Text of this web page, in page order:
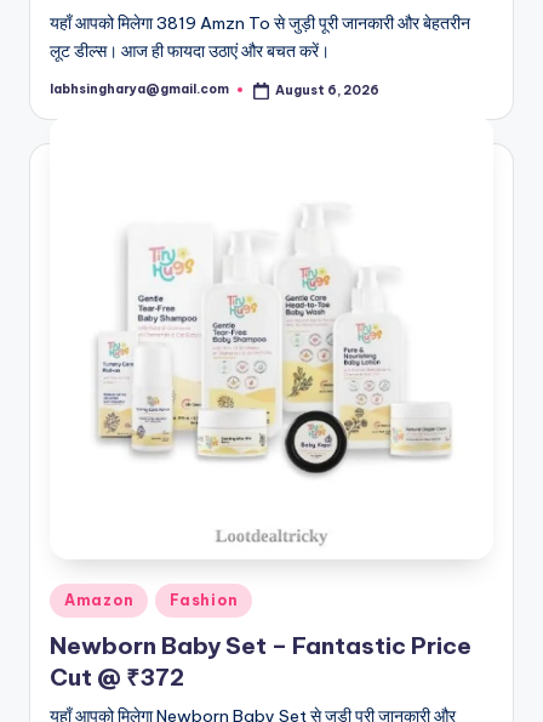
यहाँ आपको मिलेगा 3819 Amzn To से जुड़ी पूरी जानकारी और बेहतरीन
लूट डील्स। आज ही फायदा उठाएं और बचत करें।
Posted
labhsingharya@gmail.com August 6, 2026
Posted
in
Amazon Fashion
Newborn Baby Set – Fantastic Price
Cut @ ₹372
यहाँ आपको मिलेगा Newborn Baby Set से जुड़ी पूरी जानकारी और